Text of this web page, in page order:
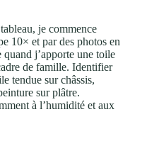
je commence
10× et par des photos en
j’apporte une toile
de famille. Identifier
tendue sur châssis,
sur plâtre.
à l’humidité et aux